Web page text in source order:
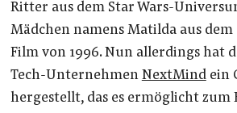
Ritter aus dem Star Wars-
Mädchen namens Matilda aus
Film von 1996. Nun allerdings hat
Tech-Unternehmen NextMindein
hergestellt, das es ermöglicht zum